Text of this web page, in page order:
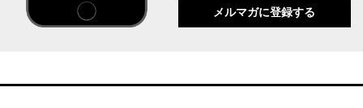
メルマガに登録する